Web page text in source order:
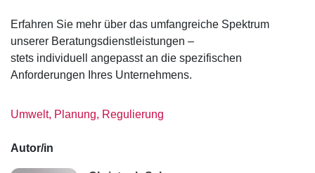
Erfahren Sie mehr über das umfangreiche Spektrum
unserer Beratungsdienstleistungen –
stets individuell angepasst an die spezifischen
Anforderungen Ihres Unternehmens.
Umwelt, Planung, Regulierung
Autor/in